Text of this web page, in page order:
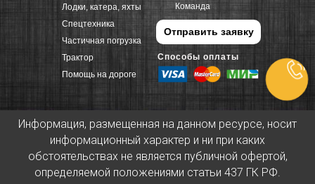
Команда
Лодки, катера, яхты
Спецтехника
Частичная погрузка
Трактор
Помощь на дороге
Способы оплаты
Отправить заявку
Информация, размещенная на данном ресурсе, носит
информационный характер и ни при каких
обстоятельствах не является публичной офертой,
определяемой положениями статьи 437 ГК РФ.